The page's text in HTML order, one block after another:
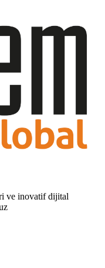
ve inovatif dijital